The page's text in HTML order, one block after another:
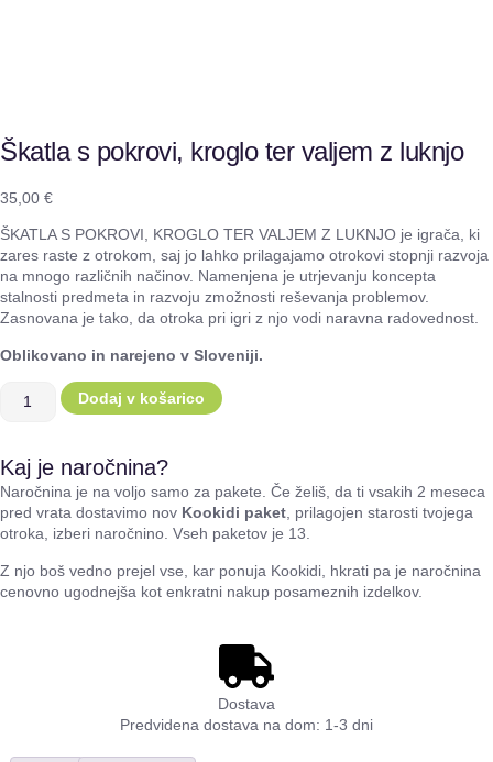
Škatla s pokrovi, kroglo ter valjem z luknjo
35,00 €
ŠKATLA S POKROVI, KROGLO TER VALJEM Z LUKNJO je igrača, ki
zares raste z otrokom, saj jo lahko prilagajamo otrokovi stopnji razvoja
na mnogo različnih načinov. Namenjena je utrjevanju koncepta
stalnosti predmeta in razvoju zmožnosti reševanja problemov.
Zasnovana je tako, da otroka pri igri z njo vodi naravna radovednost.
Oblikovano in narejeno v Sloveniji.
Dodaj v košarico
Kaj je naročnina?
Naročnina je na voljo samo za pakete. Če želiš, da ti vsakih 2 meseca
pred vrata dostavimo nov Kookidi paket , prilagojen starosti tvojega
otroka, izberi naročnino. Vseh paketov je 13.
Z njo boš vedno prejel vse, kar ponuja Kookidi, hkrati pa je naročnina
cenovno ugodnejša kot enkratni nakup posameznih izdelkov.
Dostava
Predvidena dostava na dom: 1-3 dni